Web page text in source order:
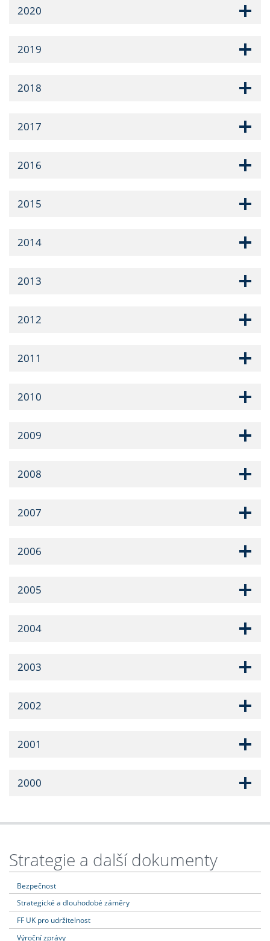
2020
2019
2018
2017
2016
2015
2014
2013
2012
2011
2010
2009
2008
2007
2006
2005
2004
2003
2002
2001
2000
Strategie a další dokumenty
Bezpečnost
Strategické a dlouhodobé záměry
FF UK pro udržitelnost
Výroční zprávy